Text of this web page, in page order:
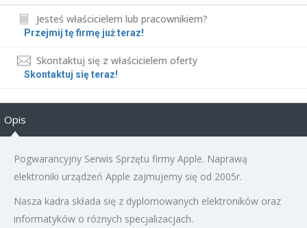
Jesteś właścicielem lub pracownikiem?
Przejmij tę firmę już teraz!
Skontaktuj się z właścicielem oferty
Skontaktuj się teraz!
Opis
Pogwarancyjny Serwis Sprzętu firmy Apple. Naprawą
elektroniki urządzeń Apple zajmujemy się od 2005r.
Nasza kadra składa się z dyplomowanych elektroników oraz
informatyków o różnych specjalizacjach.